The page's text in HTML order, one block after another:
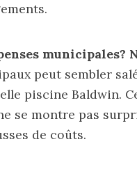
peut sembler
piscine Baldwin.
se montre pas
de coûts.